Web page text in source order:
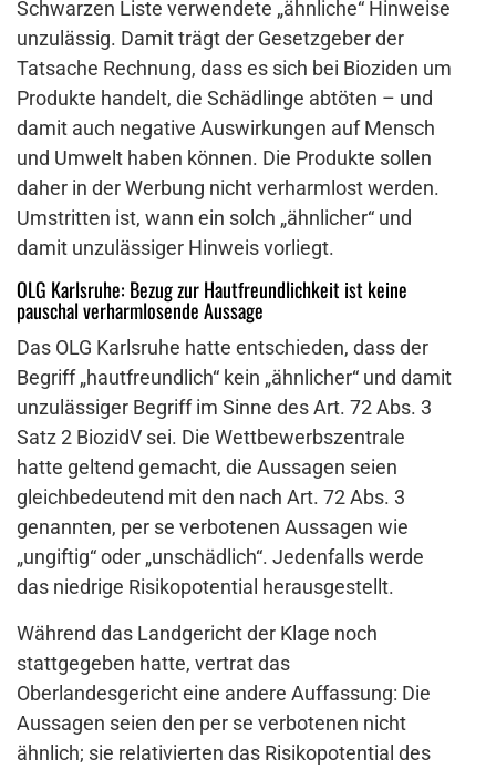
Schwarzen Liste verwendete „ähnliche“ Hinweise
unzulässig. Damit trägt der Gesetzgeber der
Tatsache Rechnung, dass es sich bei Bioziden um
Produkte handelt, die Schädlinge abtöten – und
damit auch negative Auswirkungen auf Mensch
und Umwelt haben können. Die Produkte sollen
daher in der Werbung nicht verharmlost werden.
Umstritten ist, wann ein solch „ähnlicher“ und
damit unzulässiger Hinweis vorliegt.
OLG Karlsruhe: Bezug zur Hautfreundlichkeit ist keine
pauschal verharmlosende Aussage
Das OLG Karlsruhe hatte entschieden, dass der
Begriff „hautfreundlich“ kein „ähnlicher“ und damit
unzulässiger Begriff im Sinne des Art. 72 Abs. 3
Satz 2 BiozidV sei. Die Wettbewerbszentrale
hatte geltend gemacht, die Aussagen seien
gleichbedeutend mit den nach Art. 72 Abs. 3
genannten, per se verbotenen Aussagen wie
„ungiftig“ oder „unschädlich“. Jedenfalls werde
das niedrige Risikopotential herausgestellt.
Während das Landgericht der Klage noch
stattgegeben hatte, vertrat das
Oberlandesgericht eine andere Auffassung: Die
Aussagen seien den per se verbotenen nicht
ähnlich; sie relativierten das Risikopotential des